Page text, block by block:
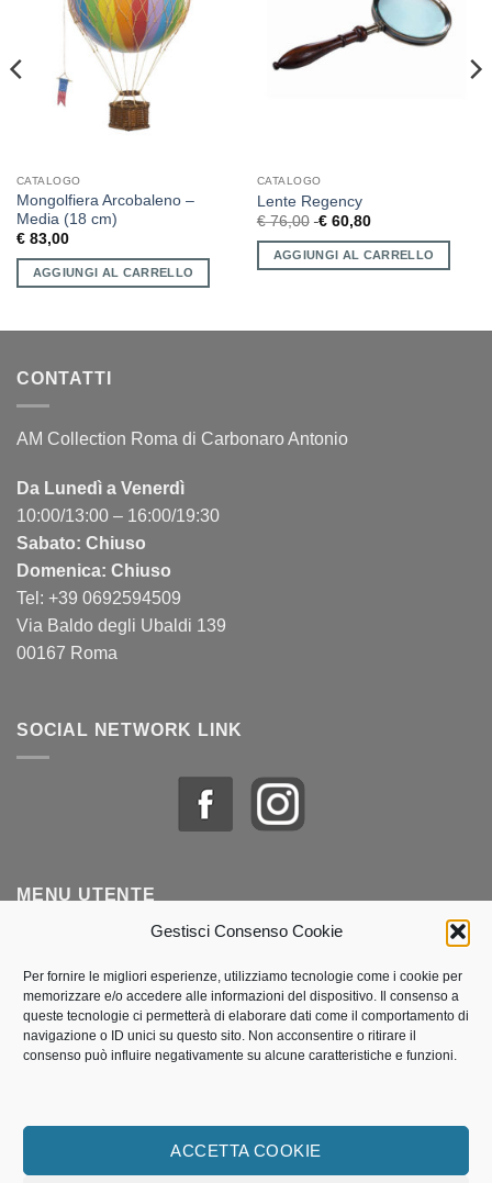
Gestisci Consenso Cookie
Per fornire le migliori esperienze, utilizziamo tecnologie come i cookie per
memorizzare e/o accedere alle informazioni del dispositivo. Il consenso a
queste tecnologie ci permetterà di elaborare dati come il comportamento di
navigazione o ID unici su questo sito. Non acconsentire o ritirare il
consenso può influire negativamente su alcune caratteristiche e funzioni.
ACCETTA COOKIE
CATALOGO
Mongolfiera Arcobaleno –
Media (18 cm)
€83,00
AGGIUNGI AL CARRELLO
CATALOGO
Lente Regency
€76,00 €60,80
AGGIUNGI AL CARRELLO
CONTATTI
AM Collection Roma di Carbonaro Antonio
Da Lunedì a Venerdì
10:00/13:00 – 16:00/19:30
Sabato: Chiuso
Domenica: Chiuso
Tel: +39 0692594509
Via Baldo degli Ubaldi 139
00167 Roma
SOCIAL NETWORK LINK
MENU UTENTE
Lista dei desideri
Politica dei cookie (UE)
Traccia il mio pacco